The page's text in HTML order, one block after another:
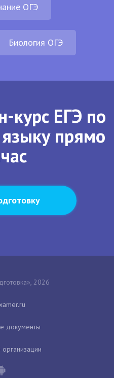
ОГЭ
Биология ОГЭ
курс ЕГЭ по
прямо
2026
документы